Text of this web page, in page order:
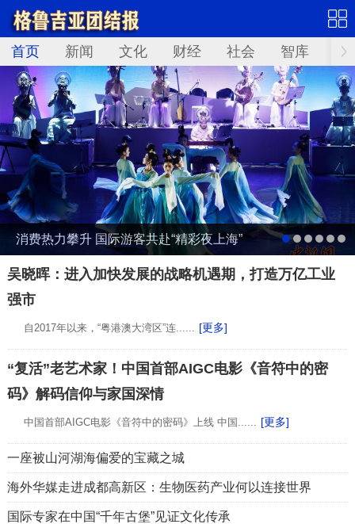
首页 新闻 文化 财经 社会 智库
消费热力攀升 国际游客共赴“精彩夜上海”
吴晓晖：进入加快发展的战略机遇期，打造万亿工业
强市
自2017年以来，“粤港澳大湾区”连...... [更多]
“复活”老艺术家！中国首部AIGC电影《音符中的密
码》解码信仰与家国深情
中国首部AIGC电影《音符中的密码》上线 中国...... [更多]
一座被山河湖海偏爱的宝藏之城
海外华媒走进成都高新区：生物医药产业何以连接世界
国际专家在中国“千年古堡”见证文化传承